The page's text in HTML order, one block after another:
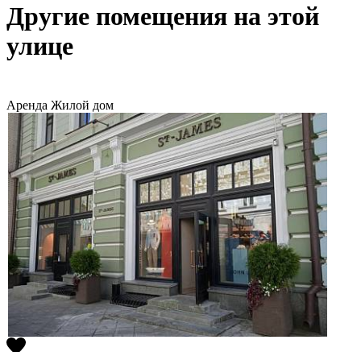
Другие помещения на этой
улице
Аренда Жилой дом